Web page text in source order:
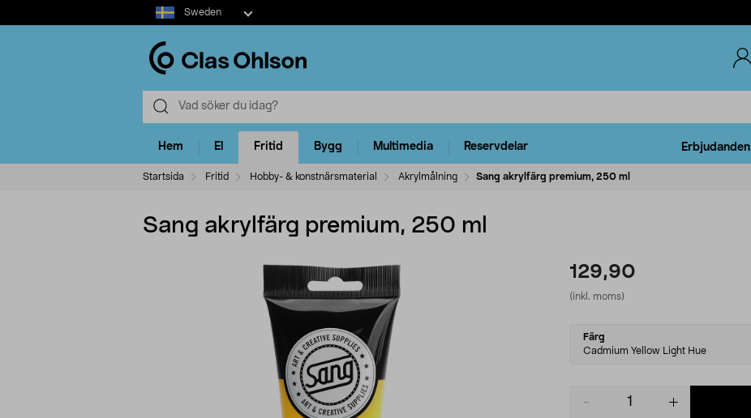
Select
market
Sweden
Hem El Fritid Bygg Multimedia Reservdelar Erbjudanden
Startsida Fritid Hobby- & konstnärsmaterial Akrylmålning Sang akrylfärg premium, 250 ml
Sang akrylfärg premium, 250 ml
129,90
(inkl. moms)
Select
variant
Färg
Cadmium Yellow Light Hue